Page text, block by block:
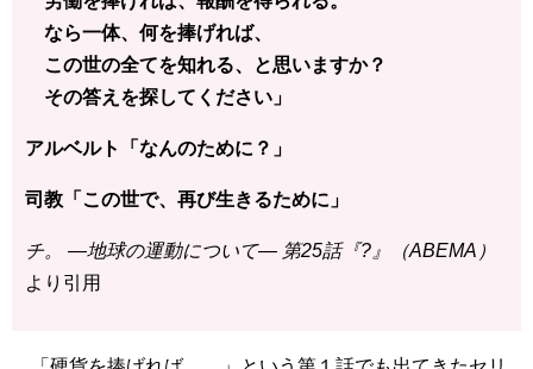
なら一体、何を捧げれば、
この世の全てを知れる、と思いますか？
その答えを探してください」
アルベルト「なんのために？」
司教「この世で、再び生きるために」
チ。 ―地球の運動について― 第25話『?』（ABEMA）
より引用